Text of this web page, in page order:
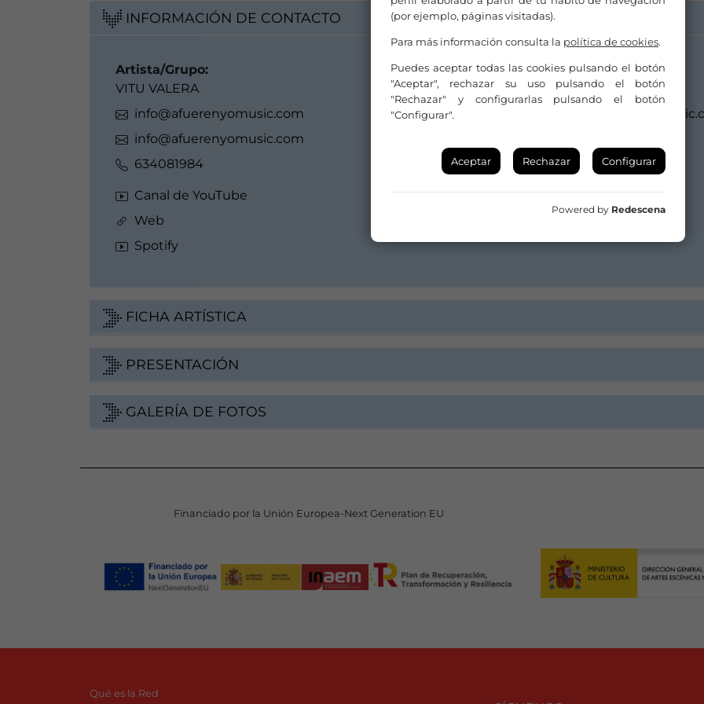
INFORMACIÓN DE CONTACTO
Artista/Grupo:
VITU VALERA
info@afuerenyomusic.com
info@afuerenyomusic.com
634081984
Distribuidor/a:
Afuerenyo Music
Canal de YouTube
Web
Spotify
FICHA ARTÍSTICA
PRESENTACIÓN
GALERÍA DE FOTOS
Financiado por la Unión Europea-Next Generation EU
Qué es la Red
(por ejemplo, páginas visitadas).
Para más información consulta la política de cookies.
Puedes aceptar todas las cookies pulsando el botón
"Aceptar", rechazar su uso pulsando el botón
"Rechazar" y configurarlas pulsando el botón
"Configurar".
Aceptar Rechazar Configurar
Powered by Redescena